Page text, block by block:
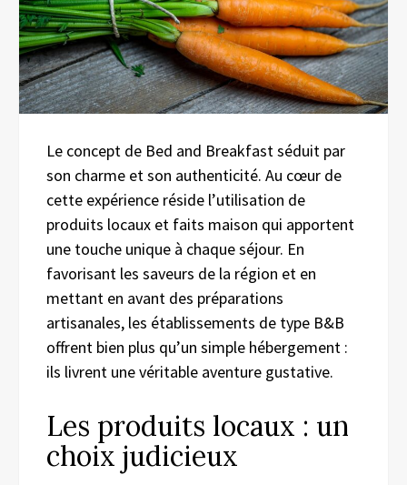
Le concept de Bed and Breakfast séduit par
son charme et son authenticité. Au cœur de
cette expérience réside l’utilisation de
produits locaux et faits maison qui apportent
une touche unique à chaque séjour. En
favorisant les saveurs de la région et en
mettant en avant des préparations
artisanales, les établissements de type B&B
offrent bien plus qu’un simple hébergement :
ils livrent une véritable aventure gustative.
Les produits locaux : un
choix judicieux